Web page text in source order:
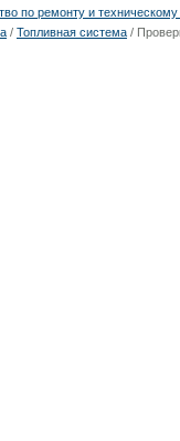
по ремонту и
/ Топливная система /